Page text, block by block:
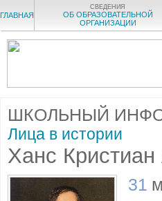
ГЛАВНАЯ
СВЕДЕНИЯ
ОБ ОБРАЗОВАТЕЛЬНОЙ
ОРГАНИЗАЦИИ
ШКОЛЬНЫЙ
Лица в истории
Ханс
31